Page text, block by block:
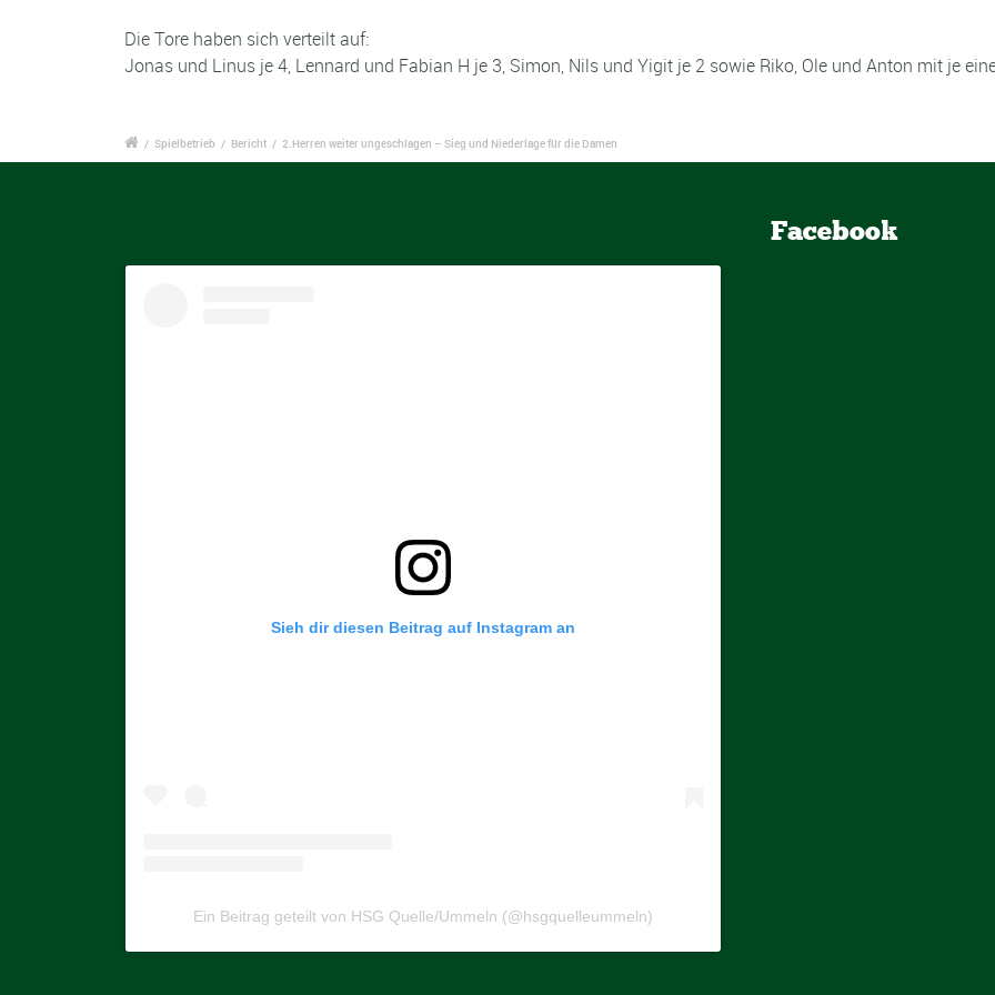
Die Tore haben sich verteilt auf:
Jonas und Linus je 4, Lennard und Fabian H je 3, Simon, Nils und Yigit je 2 sowie Riko, Ole und Anton mit je
/ Spielbetrieb / Bericht / 2.Herren weiter ungeschlagen – Sieg und Niederlage für die Damen
Sieh dir diesen Beitrag auf Instagram an
Ein Beitrag geteilt von HSG Quelle/Ummeln (@hsgquelleummeln)
Facebook